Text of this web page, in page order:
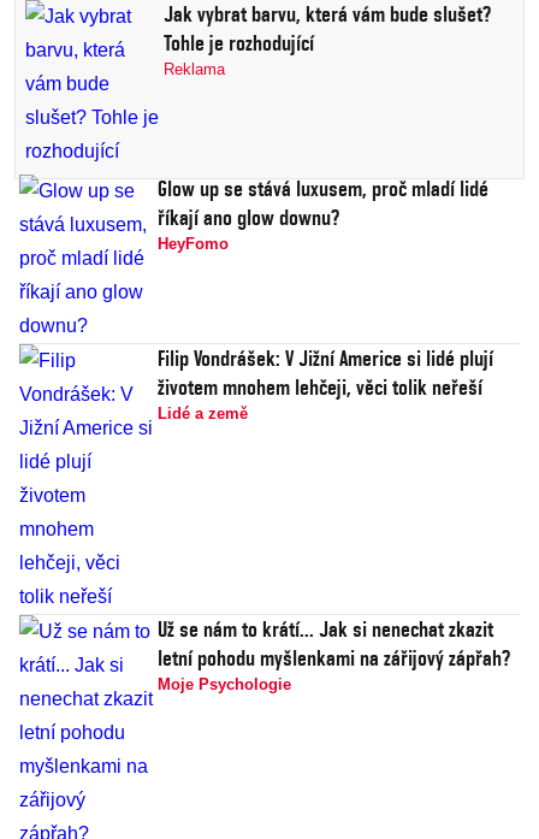
Jak vybrat barvu, která vám bude slušet?
Tohle je rozhodující
Reklama
Glow up se stává luxusem, proč mladí lidé
říkají ano glow downu?
HeyFomo
Filip Vondrášek: V Jižní Americe si lidé plují
životem mnohem lehčeji, věci tolik neřeší
Lidé a země
Už se nám to krátí... Jak si nenechat zkazit
letní pohodu myšlenkami na zářijový zápřah?
Moje Psychologie